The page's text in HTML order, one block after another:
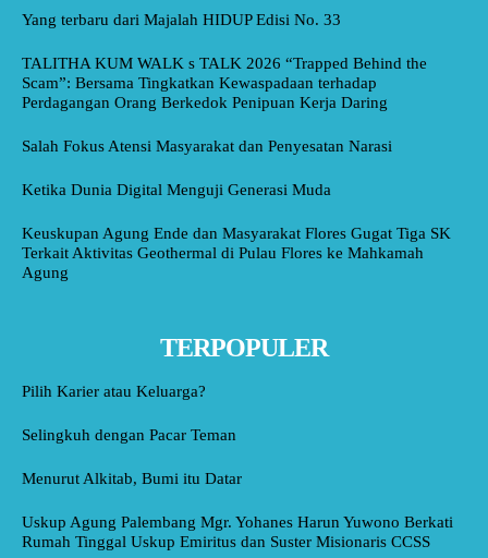
Yang terbaru dari Majalah HIDUP Edisi No. 33
TALITHA KUM WALK s TALK 2026 “Trapped Behind the
Scam”: Bersama Tingkatkan Kewaspadaan terhadap
Perdagangan Orang Berkedok Penipuan Kerja Daring
Salah Fokus Atensi Masyarakat dan Penyesatan Narasi
Ketika Dunia Digital Menguji Generasi Muda
Keuskupan Agung Ende dan Masyarakat Flores Gugat Tiga SK
Terkait Aktivitas Geothermal di Pulau Flores ke Mahkamah
Agung
TERPOPULER
Pilih Karier atau Keluarga?
Selingkuh dengan Pacar Teman
Menurut Alkitab, Bumi itu Datar
Uskup Agung Palembang Mgr. Yohanes Harun Yuwono Berkati
Rumah Tinggal Uskup Emiritus dan Suster Misionaris CCSS